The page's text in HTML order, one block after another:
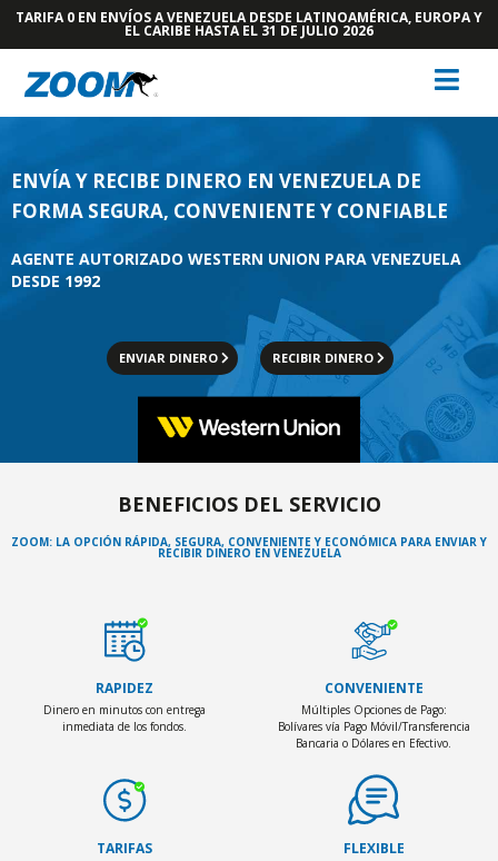
TARIFA 0 EN ENVÍOS A VENEZUELA DESDE LATINOAMÉRICA, EUROPA Y
EL CARIBE HASTA EL 31 DE JULIO 2026
ENVÍA Y RECIBE DINERO EN VENEZUELA DE
FORMA SEGURA, CONVENIENTE Y CONFIABLE
AGENTE AUTORIZADO WESTERN UNION PARA VENEZUELA
DESDE 1992
ENVIAR DINERO RECIBIR DINERO
BENEFICIOS DEL SERVICIO
ZOOM: LA OPCIÓN RÁPIDA, SEGURA, CONVENIENTE Y ECONÓMICA PARA ENVIAR Y
RECIBIR DINERO EN VENEZUELA
RAPIDEZ
Dinero en minutos con entrega
inmediata de los fondos.
CONVENIENTE
Múltiples Opciones de Pago:
Bolívares vía Pago Móvil/Transferencia
Bancaria o Dólares en Efectivo.
TARIFAS FLEXIBLE